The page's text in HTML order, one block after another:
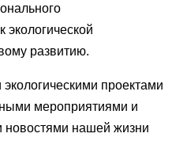
экологической
развитию.
проектами
мероприятиями и
нашей жизни